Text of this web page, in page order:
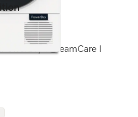
I SteamCare I